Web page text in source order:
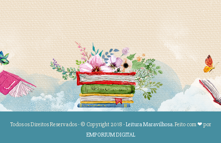
Todos os Direitos Reservados - © Copyright 2018 -Leitura Maravilhosa. Feito com❤por
EMPORIUM DIGITAL